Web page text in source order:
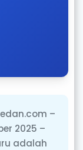
–
2025 –
adalah